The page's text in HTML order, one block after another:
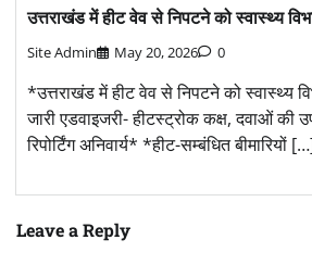
उत्तराखंड में हीट वेव से निपटने को स्वास्थ्य
Site Admin May 20, 2026 0
*उत्तराखंड में हीट वेव से निपटने को स्वास्थ्य
जारी एडवाइजरी- हीटस्ट्रोक कक्ष, दवाओं की
रिपोर्टिंग अनिवार्य* *हीट-सम्बंधित बीमारियों
Leave a Reply